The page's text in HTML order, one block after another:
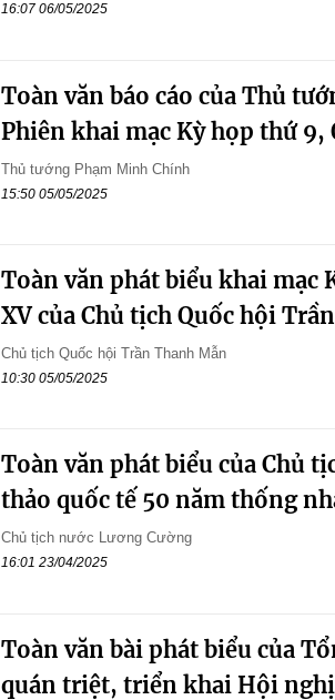
16:07 06/05/2025
Toàn văn báo cáo của Thủ
Phiên khai mạc Kỳ họp thứ 9,
Thủ tướng Phạm Minh Chính
15:50 05/05/2025
Toàn văn phát biểu khai mạc
XV của Chủ tịch Quốc hội
Chủ tịch Quốc hội Trần Thanh Mẫn
10:30 05/05/2025
Toàn văn phát biểu của Chủ
thảo quốc tế 50 năm thống
Chủ tịch nước Lương Cường
16:01 23/04/2025
Toàn văn bài phát biểu của
quán triệt, triển khai Hội